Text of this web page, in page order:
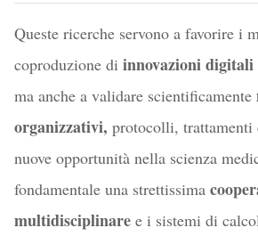
Queste ricerche servono a favorire i
coproduzione di innovazioni
ma anche a validare scientificamente
organizzativi, protocolli, trattamenti
nuove opportunità nella scienza
fondamentale una strettissima
multidisciplinaree i sistemi di